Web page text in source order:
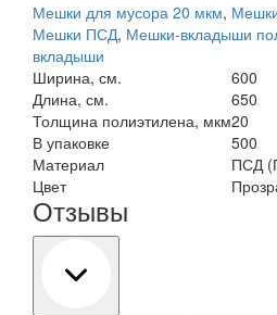
Мешки для мусора 20 мкм,
Мешки ПСД, Мешки-вкладыши
вкладыши
Ширина, см.
600
Длина, см.
650
Толщина полиэтилена, мкм20
В упаковке
500
Материал
ПСД
Цвет
Отзывы